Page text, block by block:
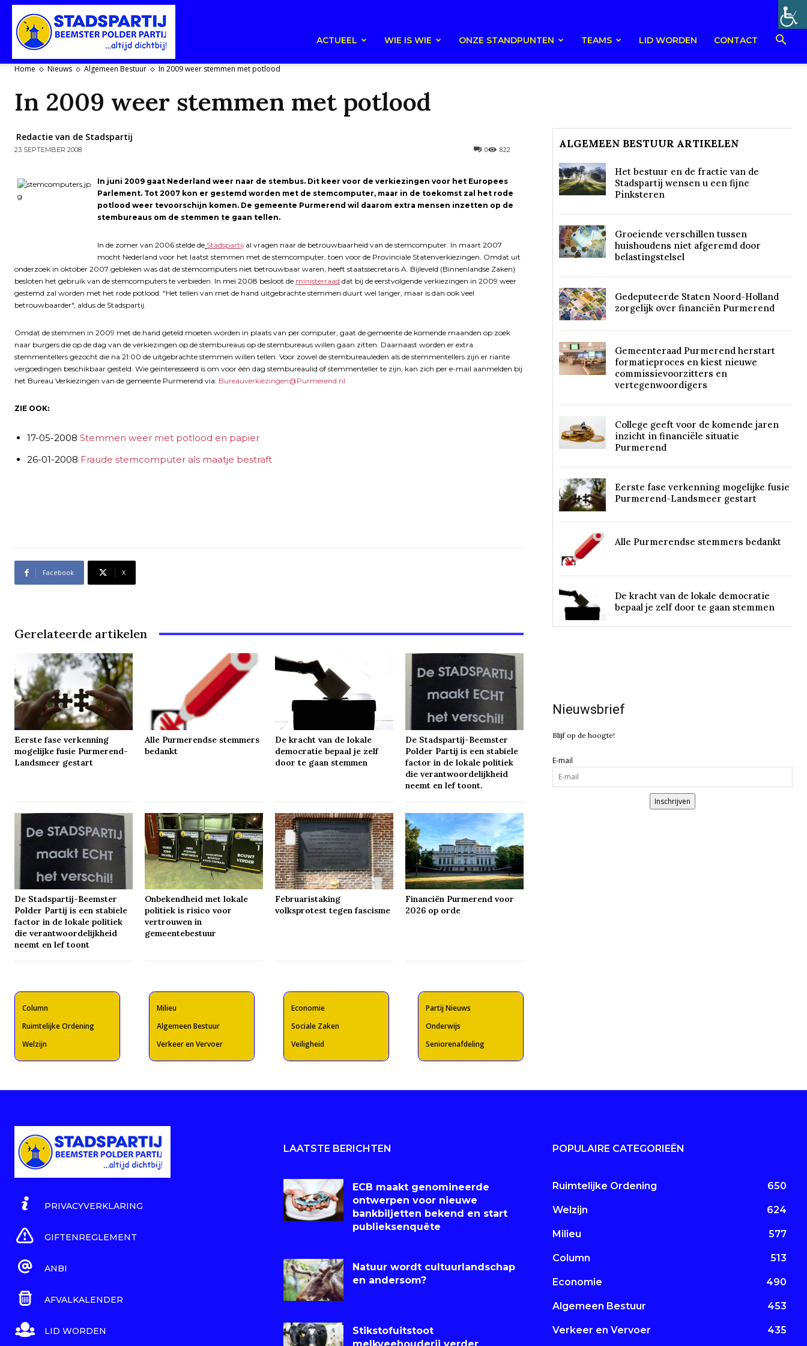
Purmerend-
Polderpartij
ACTUEEL WIE IS WIE ONZE STANDPUNTEN TEAMS LID WORDEN CONTACT
Home Nieuws Algemeen Bestuur In 2009 weer stemmen met potlood
In 2009 weer stemmen met potlood
Redactie van de Stadspartij
23 SEPTEMBER 2008 822
0
In juni 2009 gaat Nederland weer naar de stembus. Dit keer voor de verkiezingen voor het Europees
Parlement. Tot 2007 kon er gestemd worden met de stemcomputer, maar in de toekomst zal het rode
potlood weer tevoorschijn komen. De gemeente Purmerend wil daarom extra mensen inzetten op de
stembureaus om de stemmen te gaan tellen.
In de zomer van 2006 stelde de Stadspartij al vragen naar de betrouwbaarheid van de stemcomputer. In maart 2007
mocht Nederland voor het laatst stemmen met de stemcomputer, toen voor de Provinciale Statenverkiezingen. Omdat uit
onderzoek in oktober 2007 gebleken was dat de stemcomputers niet betrouwbaar waren, heeft staatssecretaris A. Bijleveld (Binnenlandse Zaken)
besloten het gebruik van de stemcomputers te verbieden. In mei 2008 besloot de ministerraad dat bij de eerstvolgende verkiezingen in 2009 weer
gestemd zal worden met het rode potlood. "Het tellen van met de hand uitgebrachte stemmen duurt wel langer, maar is dan ook veel
betrouwbaarder", aldus de Stadspartij.
Omdat de stemmen in 2009 met de hand geteld moeten worden in plaats van per computer, gaat de gemeente de komende maanden op zoek
naar burgers die op de dag van de verkiezingen op de stembureaus op de stembureaus willen gaan zitten. Daarnaast worden er extra
stemmentellers gezocht die na 21:00 de uitgebrachte stemmen willen tellen. Voor zowel de stembureauleden als de stemmentellers zijn er riante
vergoedingen beschikbaar gesteld. Wie geïnteresseerd is om voor één dag stembureaulid of stemmenteller te zijn, kan zich per e-mail aanmelden bij
het Bureau Verkiezingen van de gemeente Purmerend via: Bureauverkiezingen@Purmerend.nl
ZIE OOK:
17-05-2008 Stemmen weer met potlood en papier
26-01-2008 Fraude stemcomputer als maatje bestraft
Facebook X
Gerelateerde artikelen
Eerste fase verkenning
mogelijke fusie Purmerend-
Landsmeer gestart
Alle Purmerendse stemmers
bedankt
De kracht van de lokale
democratie bepaal je zelf
door te gaan stemmen
De Stadspartij-Beemster
Polder Partij is een stabiele
factor in de lokale politiek
die verantwoordelijkheid
neemt en lef toont.
De Stadspartij-Beemster
Polder Partij is een stabiele
factor in de lokale politiek
die verantwoordelijkheid
neemt en lef toont
Onbekendheid met lokale
politiek is risico voor
vertrouwen in
gemeentebestuur
Februaristaking
volksprotest tegen fascisme
Financiën Purmerend voor
2026 op orde
Column
Ruimtelijke Ordening
Welzijn
Milieu
Algemeen Bestuur
Verkeer en Vervoer
Economie
Sociale Zaken
Veiligheid
Partij Nieuws
Onderwijs
Seniorenafdeling
ALGEMEEN BESTUUR ARTIKELEN
Het bestuur en de fractie van de
Stadspartij wensen u een fijne
Pinksteren
Groeiende verschillen tussen
huishoudens niet afgeremd door
belastingstelsel
Gedeputeerde Staten Noord-Holland
zorgelijk over financiën Purmerend
Gemeenteraad Purmerend herstart
formatieproces en kiest nieuwe
commissievoorzitters en
vertegenwoordigers
College geeft voor de komende jaren
inzicht in financiële situatie
Purmerend
Eerste fase verkenning mogelijke fusie
Purmerend-Landsmeer gestart
Alle Purmerendse stemmers bedankt
De kracht van de lokale democratie
bepaal je zelf door te gaan stemmen
Nieuwsbrief
Blijf op de hoogte!
E-mail
Inschrijven
PRIVACYVERKLARING
GIFTENREGLEMENT
ANBI
AFVALKALENDER
LID WORDEN
LAATSTE BERICHTEN
ECB maakt genomineerde
ontwerpen voor nieuwe
bankbiljetten bekend en start
publieksenquête
Natuur wordt cultuurlandschap
en andersom?
Stikstofuitstoot
POPULAIRE CATEGORIEËN
Ruimtelijke Ordening 650
Welzijn 624
Milieu 577
Column 513
Economie 490
Algemeen Bestuur 453
Verkeer en Vervoer 435